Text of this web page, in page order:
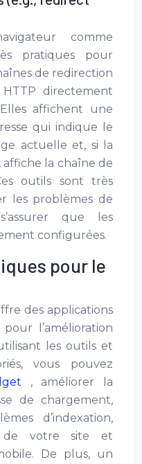
comme
pratiques pour
de redirection
directement
affichent une
qui indique le
actuelle et, si la
la chaîne de
outils sont très
les problèmes de
que les
configurées.
pour le
des applications
l’amélioration
les outils et
vous pouvez
, améliorer la
de chargement,
d’indexation,
de votre site et
De plus, un